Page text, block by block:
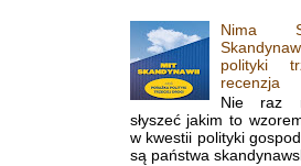
Nima
polityki
recenzja
Nie raz
słyszeć jakim to
w kwestii polityki
są państwa